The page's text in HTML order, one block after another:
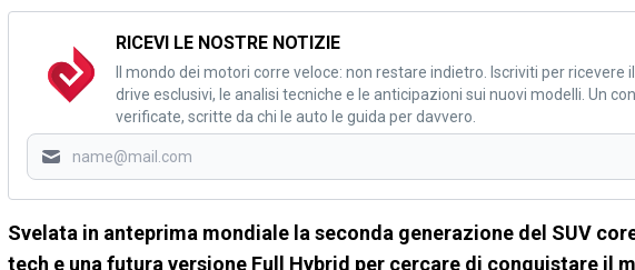
RICEVI LE NOSTRE NOTIZIE
Il mondo dei motori corre veloce: non restare indietro. Iscriviti per
drive esclusivi, le analisi tecniche e le anticipazioni sui nuovi modelli. Un
verificate, scritte da chi le auto le guida per davvero.
Svelata in anteprima mondiale la seconda generazione del SUV
tech e una futura versione Full Hybrid per cercare di conquistare il